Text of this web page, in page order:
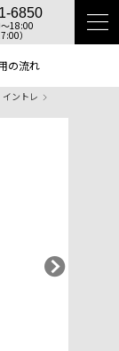
6850
18:00
）
の流れ
ントレ